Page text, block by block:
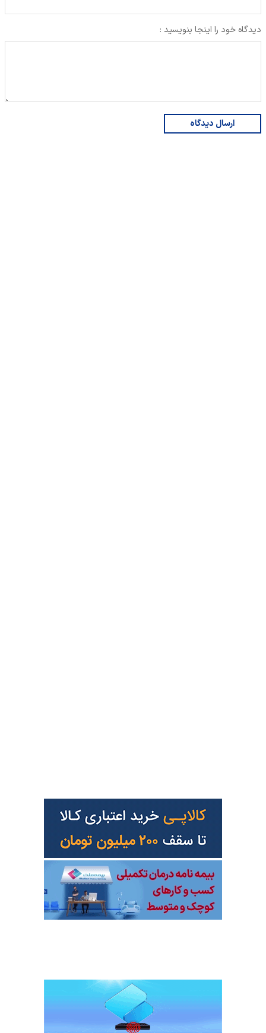
دیدگاه خود را اینجا بنویسید :
ارسال دیدگاه